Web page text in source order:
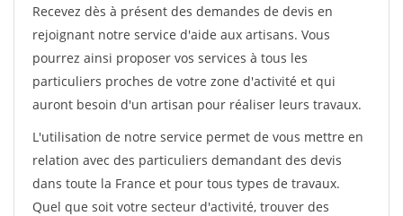
Recevez dès à présent des demandes de devis en
rejoignant notre service d'aide aux artisans. Vous
pourrez ainsi proposer vos services à tous les
particuliers proches de votre zone d'activité et qui
auront besoin d'un artisan pour réaliser leurs travaux.
L'utilisation de notre service permet de vous mettre en
relation avec des particuliers demandant des devis
dans toute la France et pour tous types de travaux.
Quel que soit votre secteur d'activité, trouver des